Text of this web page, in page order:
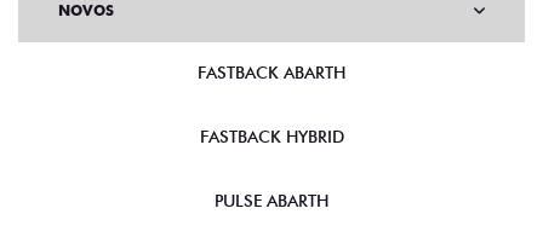
NOVOS
FASTBACK ABARTH
FASTBACK HYBRID
PULSE ABARTH